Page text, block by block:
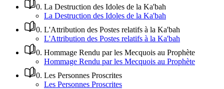
0. La Destruction des Idoles de la Ka'bah
La Destruction des Idoles de la Ka'bah
0. L'Attribution des Postes relatifs à la Ka'bah
L'Attribution des Postes relatifs à la Ka'bah
0. Hommage Rendu par les Mecquois au Prophète
Hommage Rendu par les Mecquois au Prophète
0. Les Personnes Proscrites
Les Personnes Proscrites